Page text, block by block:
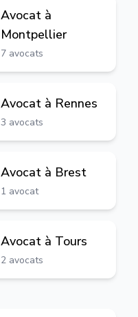
Avocat à
Montpellier
7 avocats
Avocat à Rennes
3 avocats
Avocat à Brest
1 avocat
Avocat à Tours
2 avocats